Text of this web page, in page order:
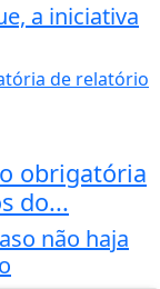
a iniciativa
obrigatória
do...
não haja